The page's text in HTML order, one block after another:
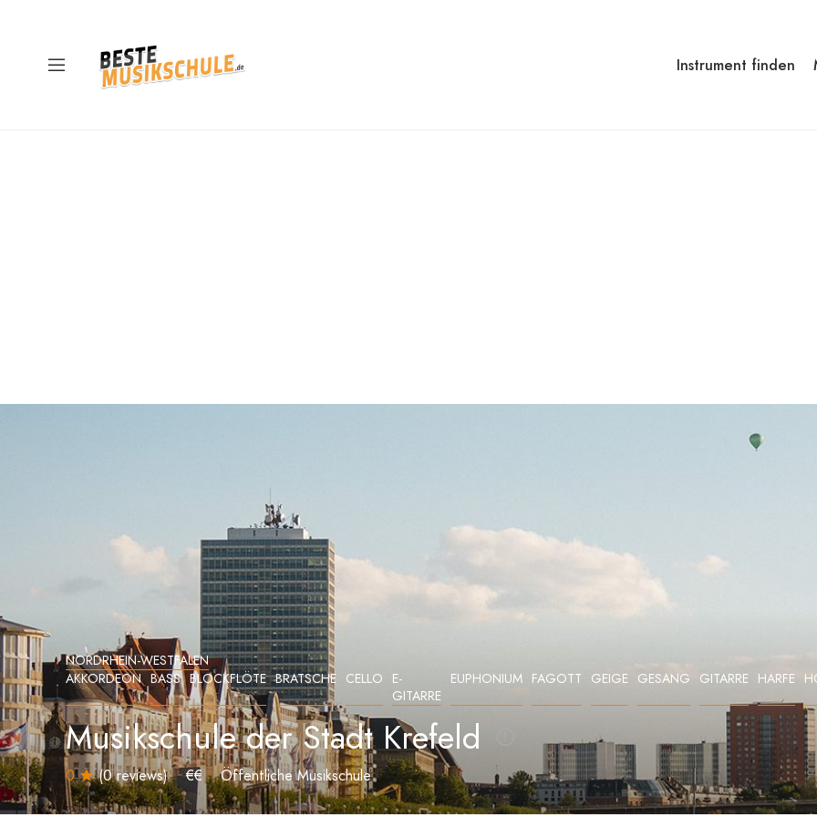
Instrument finden
NORDRHEIN-WESTFALEN
AKKORDEON BASS BLOCKFLÖTE BRATSCHE CELLO
E-
GITARRE
EUPHONIUM FAGOTT GEIGE GESANG GITARRE HARFE
Musikschule der Stadt Krefeld
0 (0 reviews) €€ Öffentliche Musikschule